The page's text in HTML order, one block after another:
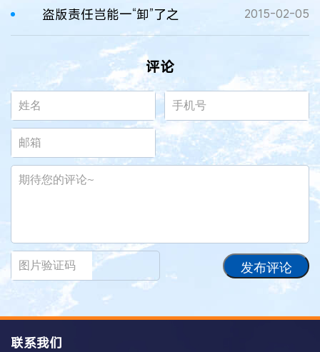
盗版责任岂能一“卸”了之 2015-02-05
评论
发布评论
联系我们